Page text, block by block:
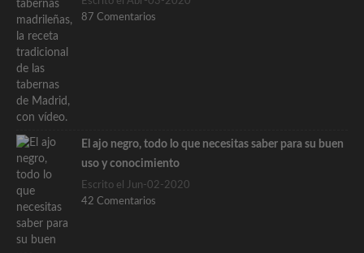
87 Comentarios
El ajo negro, todo lo que necesitas saber para su buen
uso y conocimiento
Escrito el Jun-02-2020
42 Comentarios